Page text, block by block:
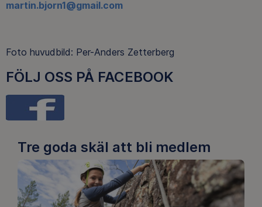
martin.bjorn1@gmail.com
Foto huvudbild: Per-Anders Zetterberg
FÖLJ OSS PÅ FACEBOOK
Tre goda skäl att bli medlem